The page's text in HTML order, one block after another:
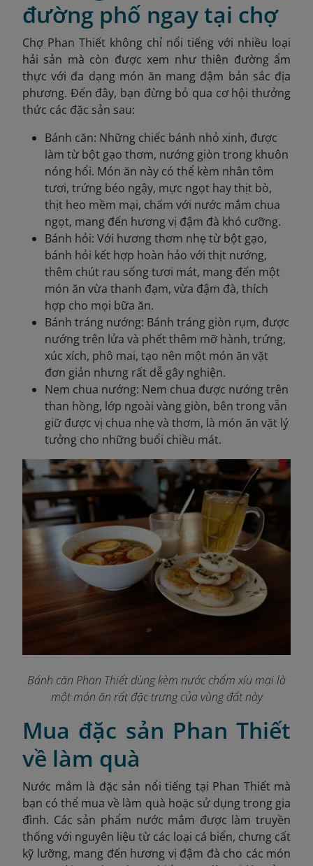
đường phố ngay tại chợ
Chợ Phan Thiết không chỉ nổi tiếng với nhiều loại
hải sản mà còn được xem như thiên đường ẩm
thực với đa dạng món ăn mang đậm bản sắc địa
phương. Đến đây, bạn đừng bỏ qua cơ hội thưởng
thức các đặc sản sau:
Bánh căn: Những chiếc bánh nhỏ xinh, được
làm từ bột gạo thơm, nướng giòn trong khuôn
nóng hổi. Món ăn này có thể kèm nhân tôm
tươi, trứng béo ngậy, mực ngọt hay thịt bò,
thịt heo mềm mại, chấm với nước mắm chua
ngọt, mang đến hương vị đậm đà khó cưỡng.
Bánh hỏi: Với hương thơm nhẹ từ bột gạo,
bánh hỏi kết hợp hoàn hảo với thịt nướng,
thêm chút rau sống tươi mát, mang đến một
món ăn vừa thanh đạm, vừa đậm đà, thích
hợp cho mọi bữa ăn.
Bánh tráng nướng: Bánh tráng giòn rụm, được
nướng trên lửa và phết thêm mỡ hành, trứng,
xúc xích, phô mai, tạo nên một món ăn vặt
đơn giản nhưng rất dễ gây nghiện.
Nem chua nướng: Nem chua được nướng trên
than hồng, lớp ngoài vàng giòn, bên trong vẫn
giữ được vị chua nhẹ và thơm, là món ăn vặt lý
tưởng cho những buổi chiều mát.
Bánh căn Phan Thiết dùng kèm nước chấm xíu mại là
một món ăn rất đặc trưng của vùng đất này
Mua đặc sản Phan Thiết
về làm quà
Nước mắm là đặc sản nổi tiếng tại Phan Thiết mà
bạn có thể mua về làm quà hoặc sử dụng trong gia
đình. Các sản phẩm nước mắm được làm truyền
thống với nguyên liệu từ các loại cá biển, chưng cất
kỹ lưỡng, mang đến hương vị đậm đà cho các món